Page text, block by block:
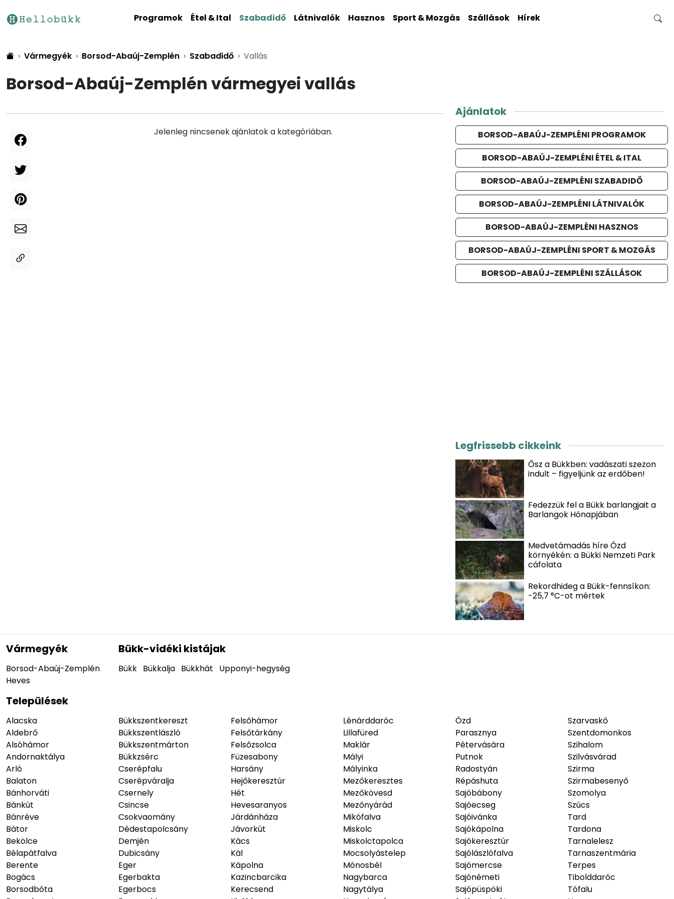
Programok Étel & Ital Szabadidő Látnivalók Hasznos Sport & Mozgás Szállások Hírek
Vármegyék Borsod-Abaúj-Zemplén Szabadidő Vallás
Borsod-Abaúj-Zemplén vármegyei vallás
Jelenleg nincsenek ajánlatok a kategóriában.
Ajánlatok
BORSOD-ABAÚJ-ZEMPLÉNI PROGRAMOK
BORSOD-ABAÚJ-ZEMPLÉNI ÉTEL & ITAL
BORSOD-ABAÚJ-ZEMPLÉNI SZABADIDŐ
BORSOD-ABAÚJ-ZEMPLÉNI LÁTNIVALÓK
BORSOD-ABAÚJ-ZEMPLÉNI HASZNOS
BORSOD-ABAÚJ-ZEMPLÉNI SPORT & MOZGÁS
BORSOD-ABAÚJ-ZEMPLÉNI SZÁLLÁSOK
Legfrissebb cikkeink
Ősz a Bükkben: vadászati szezon
indult – figyeljünk az erdőben!
Fedezzük fel a Bükk barlangjait a
Barlangok Hónapjában
Medvetámadás híre Ózd
környékén: a Bükki Nemzeti Park
cáfolata
Rekordhideg a Bükk-fennsíkon:
-25,7 °C-ot mértek
Vármegyék
Borsod-Abaúj-Zemplén
Heves
Bükk-vidéki kistájak
Bükk Bükkalja Bükkhát Upponyi-hegység
Települések
Alacska
Aldebrő
Alsóhámor
Andornaktálya
Arló
Balaton
Bánhorváti
Bánkút
Bánréve
Bátor
Bekölce
Bélapátfalva
Berente
Bogács
Borsodbóta
Bükkszentkereszt
Bükkszentlászló
Bükkszentmárton
Bükkzsérc
Cserépfalu
Cserépváralja
Csernely
Csincse
Csokvaomány
Dédestapolcsány
Demjén
Dubicsány
Eger
Egerbakta
Egerbocs
Felsőhámor
Felsőtárkány
Felsőzsolca
Füzesabony
Harsány
Hejőkeresztúr
Hét
Hevesaranyos
Járdánháza
Jávorkút
Kács
Kál
Kápolna
Kazincbarcika
Kerecsend
Lénárddaróc
Lillafüred
Maklár
Mályi
Mályinka
Mezőkeresztes
Mezőkövesd
Mezőnyárád
Mikófalva
Miskolc
Miskolctapolca
Mocsolyástelep
Mónosbél
Nagybarca
Nagytálya
Ózd
Parasznya
Pétervására
Putnok
Radostyán
Répáshuta
Sajóbábony
Sajóecseg
Sajóivánka
Sajókápolna
Sajókeresztúr
Sajólászlófalva
Sajómercse
Sajónémeti
Sajópüspöki
Szarvaskő
Szentdomonkos
Szihalom
Szilvásvárad
Szirma
Szirmabesenyő
Szomolya
Szúcs
Tard
Tardona
Tarnalelesz
Tarnaszentmária
Terpes
Tibolddaróc
Tófalu